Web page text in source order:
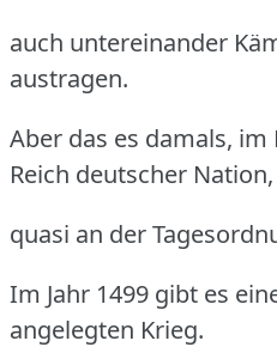
auch untereinander
austragen.
Aber das es damals,
Reich deutscher Nation,
quasi an der
Im Jahr 1499 gibt es
angelegten Krieg.